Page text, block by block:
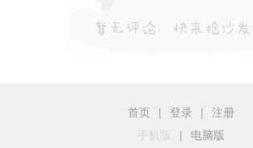
首页 | 登录 |
注册
手机版
| 电脑版